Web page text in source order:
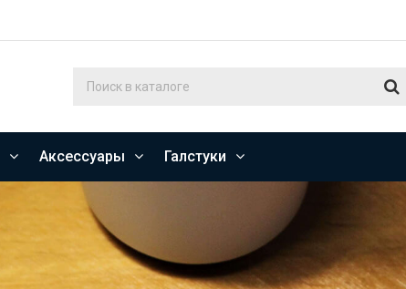
Аксессуары Галстуки